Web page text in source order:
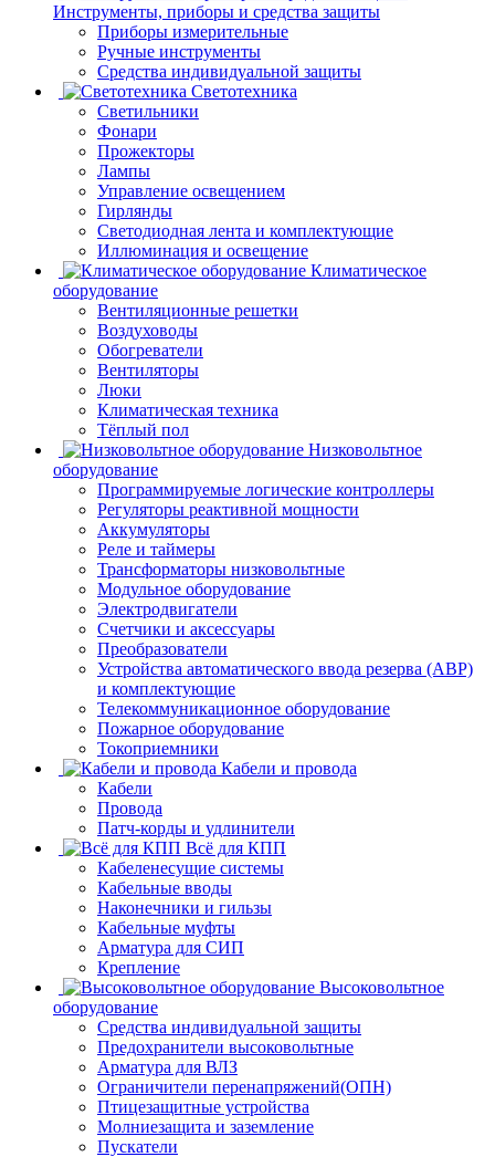
Инструменты, приборы и средства защиты
Приборы измерительные
Ручные инструменты
Средства индивидуальной защиты
Светотехника
Светильники
Фонари
Прожекторы
Лампы
Управление освещением
Гирлянды
Светодиодная лента и комплектующие
Иллюминация и освещение
Климатическое
оборудование
Вентиляционные решетки
Воздуховоды
Обогреватели
Вентиляторы
Люки
Климатическая техника
Тёплый пол
Низковольтное
оборудование
Программируемые логические контроллеры
Регуляторы реактивной мощности
Аккумуляторы
Реле и таймеры
Трансформаторы низковольтные
Модульное оборудование
Электродвигатели
Счетчики и аксессуары
Преобразователи
Устройства автоматического ввода резерва (АВР)
и комплектующие
Телекоммуникационное оборудование
Пожарное оборудование
Токоприемники
Кабели и провода
Кабели
Провода
Патч-корды и удлинители
Всё для КПП
Кабеленесущие системы
Кабельные вводы
Наконечники и гильзы
Кабельные муфты
Арматура для СИП
Крепление
Высоковольтное
оборудование
Средства индивидуальной защиты
Предохранители высоковольтные
Арматура для ВЛЗ
Ограничители перенапряжений(ОПН)
Птицезащитные устройства
Молниезащита и заземление
Пускатели